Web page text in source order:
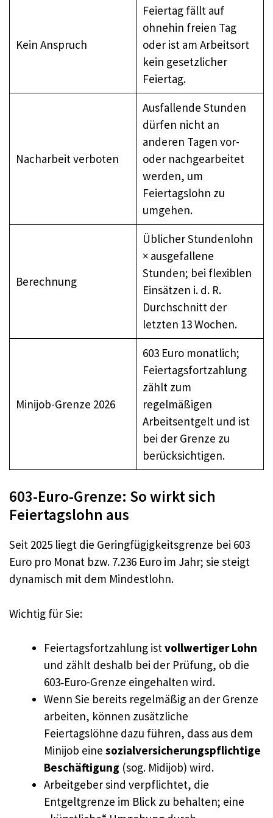
Kein Anspruch
Feiertag fällt auf
ohnehin freien Tag
oder ist am Arbeitsort
kein gesetzlicher
Feiertag.
Nacharbeit verboten
Ausfallende Stunden
dürfen nicht an
anderen Tagen vor-
oder nachgearbeitet
werden, um
Feiertagslohn zu
umgehen.
Berechnung
Üblicher Stundenlohn
× ausgefallene
Stunden; bei flexiblen
Einsätzen i. d. R.
Durchschnitt der
letzten 13 Wochen.
Minijob-Grenze 2026
603 Euro monatlich;
Feiertagsfortzahlung
zählt zum
regelmäßigen
Arbeitsentgelt und ist
bei der Grenze zu
berücksichtigen.
603-Euro-Grenze: So wirkt sich
Feiertagslohn aus
Seit 2025 liegt die Geringfügigkeitsgrenze bei 603
Euro pro Monat bzw. 7.236 Euro im Jahr; sie steigt
dynamisch mit dem Mindestlohn.
Wichtig für Sie:
Feiertagsfortzahlung istvollwertiger Lohn
und zählt deshalb bei der Prüfung, ob die
603‑Euro-Grenze eingehalten wird.
Wenn Sie bereits regelmäßig an der Grenze
arbeiten, können zusätzliche
Feiertagslöhne dazu führen, dass aus dem
Minijob eine sozialversicherungspflichtige
Beschäftigung (sog. Midijob) wird.
Arbeitgeber sind verpflichtet, die
Entgeltgrenze im Blick zu behalten; eine